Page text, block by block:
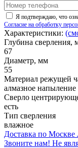
Я подтверждаю, что
Согласие на обработку
Характеристики:
Глубина сверления,
67
Диаметр, мм
55
Материал режущей
алмазное напыление
Сверло
есть
Тип сверления
влажное
Доставка по Москве
Звоните нам! Не